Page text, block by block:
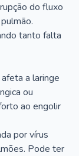
do fluxo
tanto falta
a laringe
ou
ao engolir
por vírus
Pode ter